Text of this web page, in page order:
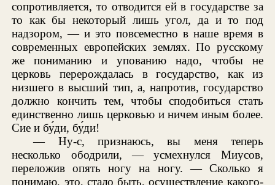
сопротивляется, то отводится ей в государстве за
то как бы некоторый лишь угол, да и то под
надзором, — и это повсеместно в наше время в
современных европейских землях. По русскому
же пониманию и упованию надо, чтобы не
церковь перерождалась в государство, как из
низшего в высший тип, а, напротив, государство
должно кончить тем, чтобы сподобиться стать
единственно лишь церковью и ничем иным более.
Сие и бу́ди, бу́ди!
— Ну-с, признаюсь, вы меня теперь
несколько ободрили, — усмехнулся Миусов,
переложив опять ногу на ногу. — Сколько я
понимаю, это, стало быть, осуществление какого-